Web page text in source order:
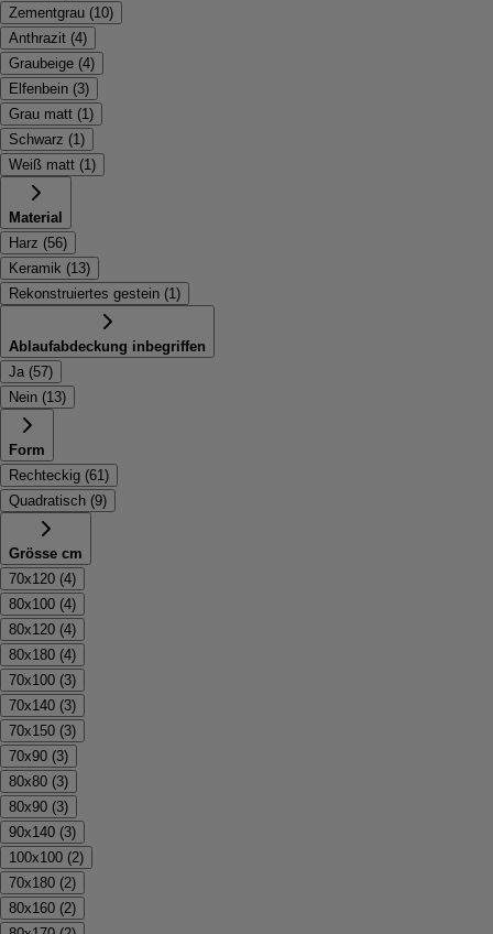
Zementgrau (10)
Anthrazit (4)
Graubeige (4)
Elfenbein (3)
Grau matt (1)
Schwarz (1)
Weiß matt (1)
Material
Harz (56)
Keramik (13)
Rekonstruiertes gestein (1)
Ablaufabdeckung inbegriffen
Ja (57)
Nein (13)
Form
Rechteckig (61)
Quadratisch (9)
Grösse cm
70x120 (4)
80x100 (4)
80x120 (4)
80x180 (4)
70x100 (3)
70x140 (3)
70x150 (3)
70x90 (3)
80x80 (3)
80x90 (3)
90x140 (3)
100x100 (2)
70x180 (2)
80x160 (2)